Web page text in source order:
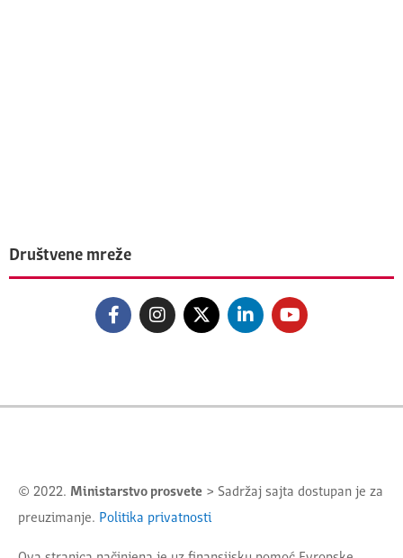
Društvene mreže
© 2022. Ministarstvo prosvete > Sadržaj sajta dostupan je za
preuzimanje. Politika privatnosti